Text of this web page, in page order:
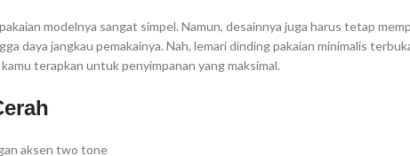
modelnya sangat simpel. Namun, desainnya juga harus tetap
daya jangkau pemakainya. Nah, lemari dinding pakaian minimalis
terapkan untuk penyimpanan yang maksimal.